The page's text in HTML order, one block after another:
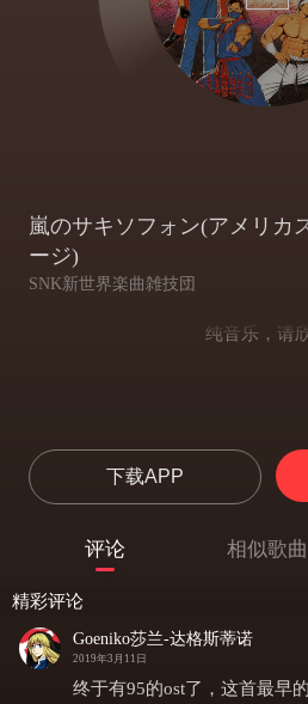
嵐のサキソフォン(アメリカ
ージ)
SNK新世界楽曲雑技団
纯音乐，请
下载APP
评论 相似歌曲
精彩评论
Goeniko莎兰-达格斯蒂诺
2019年3月11日
终于有95的ost了，这首最早